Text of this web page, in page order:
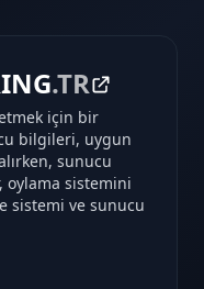
.TR
için bir
bilgileri, uygun
sunucu
oylama sistemini
sistemi ve sunucu